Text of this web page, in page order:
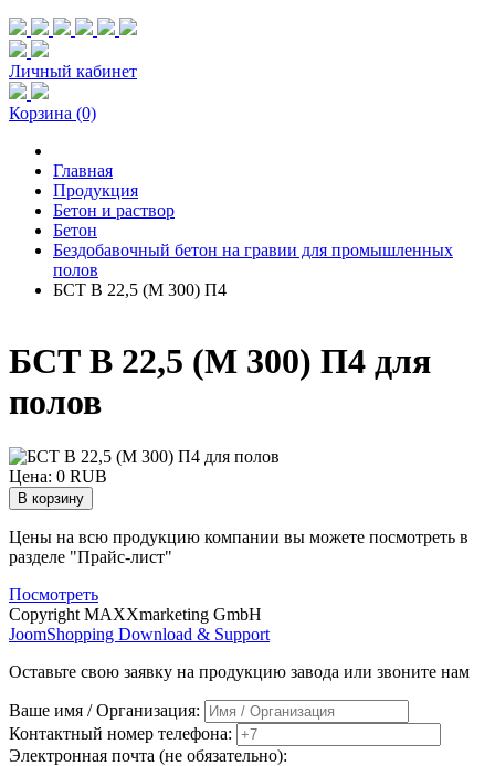
Личный кабинет
Корзина (0)
Главная
Продукция
Бетон и раствор
Бетон
Бездобавочный бетон на гравии для промышленных
полов
БСТ В 22,5 (М 300) П4
БСТ В 22,5 (М 300) П4 для
полов
Цена: 0 RUB
Цены на всю продукцию компании вы можете посмотреть в
разделе "Прайс-лист"
Посмотреть
Copyright MAXXmarketing GmbH
JoomShopping Download & Support
Оставьте свою заявку на продукцию завода или звоните нам
Ваше имя / Организация:
Контактный номер телефона:
Электронная почта (не обязательно):